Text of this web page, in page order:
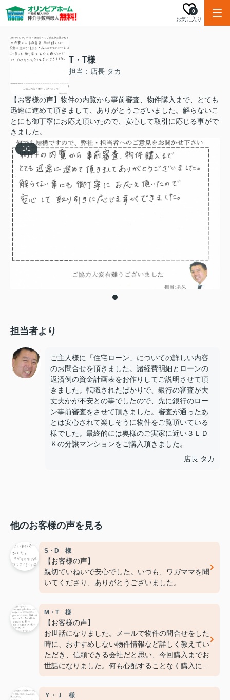
お気に入り
0
T・T様
担当：店長 タカ
【お客様の声】物件の内覧から事前審査、物件購入まで、とても
迅速に進めて頂きまして、ありがとうございました。解らないこ
とにも御丁寧にお応え頂いたので、安心して取引に応じる事がで
きました。
1/1
担当者より
ご主人様に「住宅ローン」についての詳しい内容
のお問合せを頂きました。諸経費明細とローンの
返済例の資金計画表をお作りしてご説明させて頂
きました。転職されたばかりで、銀行の審査が大
丈夫かが不安との事でしたので、先に銀行のロー
ン事前審査をさせて頂きました。審査が通ったあ
とは安心されて楽しそうに物件をご覧頂いている
様でした。最終的には奥様のご実家に近い３ＬＤ
Ｋの分譲マンションをご購入頂きました。
店長 タカ
他のお客様の声を見る
S・D 様
【お客様の声】
親切ていねいで安心でした。いつも、ワガママを聞
いてくださり、ありがとうございました。
M・T 様
【お客様の声】
お世話になりました。メールで物件の問合せをした
時に、おすすめしない物件情報など詳しく教えてい
ただき、信頼できる会社だと思い、今回購入までお
世話になりました。何も心配することなく購入にこ
ぎつけました。ありがとうございました。
Ｙ・Ｊ 様